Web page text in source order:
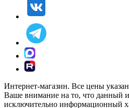
Интернет-магазин. Все цены
Ваше внимание на то, что данный
исключительно информационный